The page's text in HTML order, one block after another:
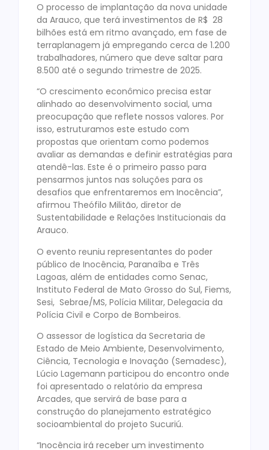
O processo de implantação da nova unidade
da Arauco, que terá investimentos de R$ 28
bilhões está em ritmo avançado, em fase de
terraplanagem já empregando cerca de 1.200
trabalhadores, número que deve saltar para
8.500 até o segundo trimestre de 2025.
“O crescimento econômico precisa estar
alinhado ao desenvolvimento social, uma
preocupação que reflete nossos valores. Por
isso, estruturamos este estudo com
propostas que orientam como podemos
avaliar as demandas e definir estratégias para
atendê-las. Este é o primeiro passo para
pensarmos juntos nas soluções para os
desafios que enfrentaremos em Inocência”,
afirmou Theófilo Militão, diretor de
Sustentabilidade e Relações Institucionais da
Arauco.
O evento reuniu representantes do poder
público de Inocência, Paranaíba e Três
Lagoas, além de entidades como Senac,
Instituto Federal de Mato Grosso do Sul, Fiems,
Sesi, Sebrae/MS, Polícia Militar, Delegacia da
Polícia Civil e Corpo de Bombeiros.
O assessor de logística da Secretaria de
Estado de Meio Ambiente, Desenvolvimento,
Ciência, Tecnologia e Inovação (Semadesc),
Lúcio Lagemann participou do encontro onde
foi apresentado o relatório da empresa
Arcades, que servirá de base para a
construção do planejamento estratégico
socioambiental do projeto Sucuriú.
“Inocência irá receber um investimento